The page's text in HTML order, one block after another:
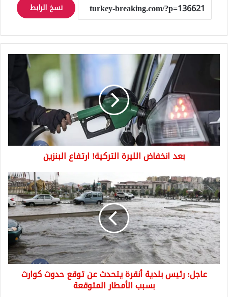
نسخ الرابط
الليرة
التركية!
البنزين
بعد انخفاض الليرة التركية! ارتفاع البنزين
عاجل:
رئيس
بلدية
أنقرة
يتحدث
عن
توقع
حدوث
كوارث
بسببعاجل: رئيس بلدية أنقرة يتحدث عن توقع حدوث كوارث
بسبب الأمطار المتوقعة